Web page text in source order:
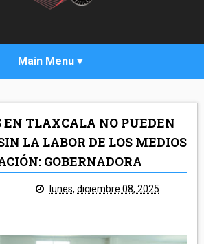
EN TLAXCALA NO PUEDEN
LA LABOR DE LOS MEDIOS
GOBERNADORA
lunes, diciembre 08, 2025